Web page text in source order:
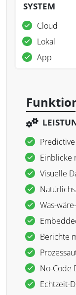
SYSTEM
Cloud
Lokal
App
Einblicke
Visuelle
Was-
Berichte
No-Code
Echtzeit-